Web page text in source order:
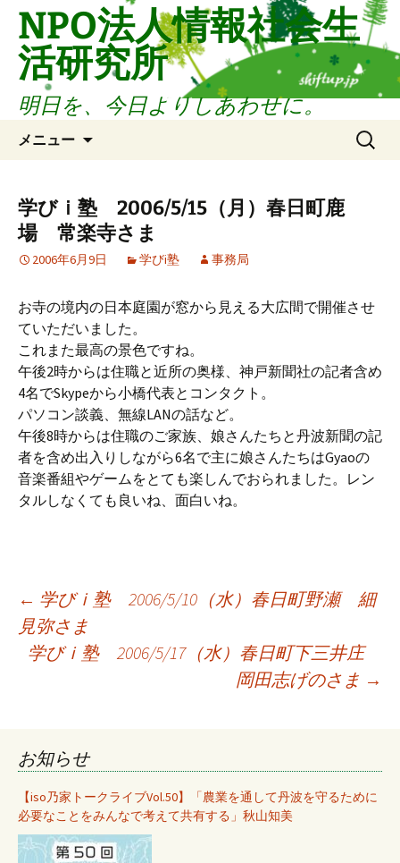
へ
キ
NPO法人情報社会生
活研究所
明日を、今日よりしあわせに。
メニュー
検
索:
学びｉ塾 2006/5/15（月）春日町鹿
場 常楽寺さま
2006年6月9日 学びi塾 事務局
お寺の境内の日本庭園が窓から見える大広間で開催させ
ていただいました。
これまた最高の景色ですね。
午後2時からは住職と近所の奥様、神戸新聞社の記者含め
4名でSkypeから小橋代表とコンタクト。
パソコン談義、無線LANの話など。
午後8時からは住職のご家族、娘さんたちと丹波新聞の記
者を含め出入りしながら6名で主に娘さんたちはGyaoの
音楽番組やゲームをとても楽しんでおられました。レン
タルしなくても良いね、面白いね。
投
稿
ビ
ゲ
← 学びｉ塾 2006/5/10（水）春日町野瀬 細
見弥さま
学びｉ塾 2006/5/17（水）春日町下三井庄
岡田志げのさま →
お知らせ
【iso乃家トークライブVol.50】「農業を通して丹波を守るために
必要なことをみんなで考えて共有する」秋山知美